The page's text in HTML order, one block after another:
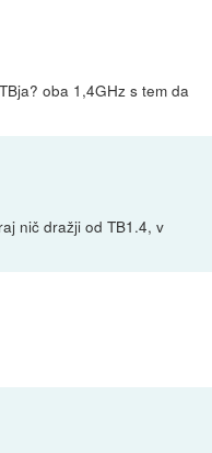
oba 1,4GHz s tem da
nič dražji od TB1.4, v